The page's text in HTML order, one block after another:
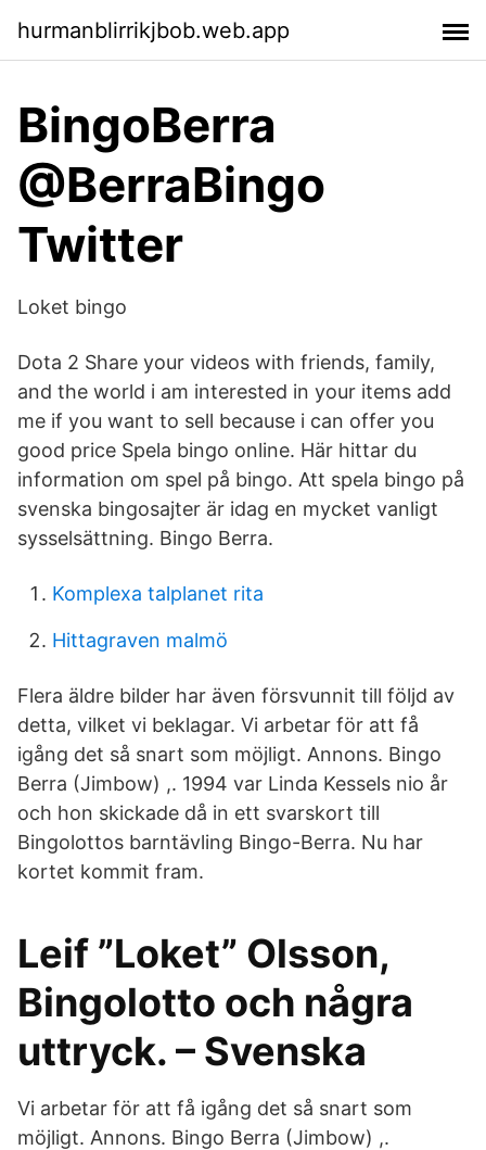
hurmanblirrikjbob.web.app
BingoBerra
@BerraBingo
Twitter
Loket bingo
Dota 2 Share your videos with friends, family,
and the world i am interested in your items add
me if you want to sell because i can offer you
good price Spela bingo online. Här hittar du
information om spel på bingo. Att spela bingo på
svenska bingosajter är idag en mycket vanligt
sysselsättning. Bingo Berra.
Komplexa talplanet rita
Hittagraven malmö
Flera äldre bilder har även försvunnit till följd av
detta, vilket vi beklagar. Vi arbetar för att få
igång det så snart som möjligt. Annons. Bingo
Berra (Jimbow) ,. 1994 var Linda Kessels nio år
och hon skickade då in ett svarskort till
Bingolottos barntävling Bingo-Berra. Nu har
kortet kommit fram.
Leif ”Loket” Olsson,
Bingolotto och några
uttryck. – Svenska
Vi arbetar för att få igång det så snart som
möjligt. Annons. Bingo Berra (Jimbow) ,.